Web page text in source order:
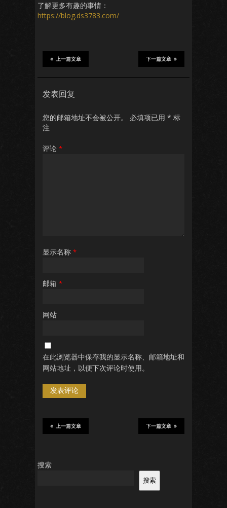
了解更多有趣的事情：
https://blog.ds3783.com/
下一篇文章
上一篇文章
发表回复
您的邮箱地址不会被公开。 必填项已用 * 标
注
评论 *
显示名称 *
邮箱 *
网站
在此浏览器中保存我的显示名称、邮箱地址和
网站地址，以便下次评论时使用。
下一篇文章
上一篇文章
搜索
搜索